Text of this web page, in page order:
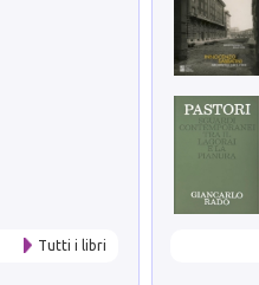
Tutti i libri